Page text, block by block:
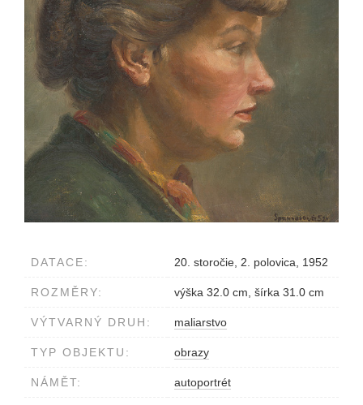
DATACE: 20. storočie, 2. polovica, 1952
ROZMĚRY: výška 32.0 cm, šírka 31.0 cm
VÝTVARNÝ DRUH: maliarstvo
TYP OBJEKTU: obrazy
NÁMĚT: autoportrét